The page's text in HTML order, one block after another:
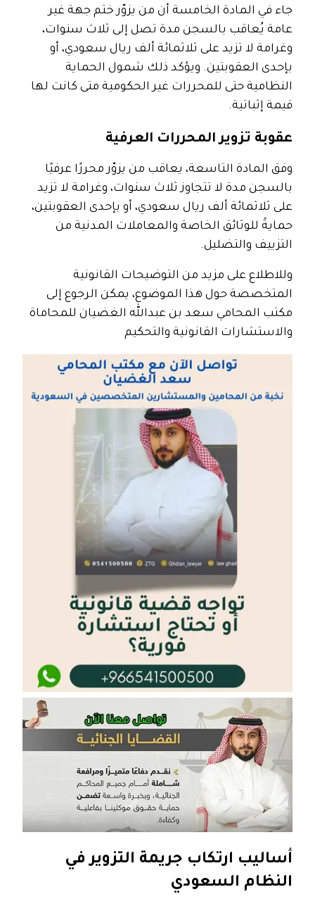
جاء في المادة الخامسة أن من يزوّر ختم جهة غير
عامة يُعاقب بالسجن مدة تصل إلى ثلاث سنوات،
وغرامة لا تزيد على ثلاثمائة ألف ريال سعودي، أو
بإحدى العقوبتين. ويؤكد ذلك شمول الحماية
النظامية حتى للمحررات غير الحكومية متى كانت لها
قيمة إثباتية.
عقوبة تزوير المحررات العرفية
وفق المادة التاسعة، يعاقب من يزوّر محررًا عرفيًا
بالسجن مدة لا تتجاوز ثلاث سنوات، وغرامة لا تزيد
على ثلاثمائة ألف ريال سعودي، أو بإحدى العقوبتين،
حمايةً للوثائق الخاصة والمعاملات المدنية من
التزييف والتضليل.
وللاطلاع على مزيد من التوضيحات القانونية
المتخصصة حول هذا الموضوع، يمكن الرجوع إلى
مكتب المحامي سعد بن عبدالله الغضيان للمحاماة
والاستشارات القانونية والتحكيم
أساليب ارتكاب جريمة التزوير في
النظام السعودي